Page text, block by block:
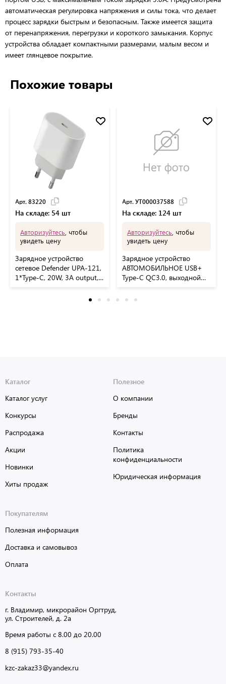
автоматическая регулировка напряжения и силы тока, что делает
процесс зарядки быстрым и безопасным. Также имеется защита
от перенапряжения, перегрузки и короткого замыкания. Корпус
устройства обладает компактными размерами, малым весом и
имеет глянцевое покрытие.
Похожие товары
Арт. 83220
На складе: 54 шт
Авторизуйтесь , чтобы
увидеть цену
Зарядное устройство
сетевое Defender UPA-121,
1*Type-C, 20W, 3А output,
Арт. УТ000037588
На складе: 124 шт
Авторизуйтесь , чтобы
увидеть цену
Зарядное устройство
АВТОМОБИЛЬНОЕ USB+
Type-C QC3.0, выходной
УТ000037588
Каталог
Каталог услуг
Конкурсы
Распродажа
Акции
Новинки
Хиты продаж
Полезное
О компании
Бренды
Контакты
Политика
конфиденциальности
Юридическая информация
Покупателям
Полезная информация
Доставка и самовывоз
Оплата
Контакты
г. Владимир, микрорайон Оргтруд,
ул. Строителей, д. 2а
Время работы с 8.00 до 20.00
8 (915) 793-35-40
kzc-zakaz33@yandex.ru